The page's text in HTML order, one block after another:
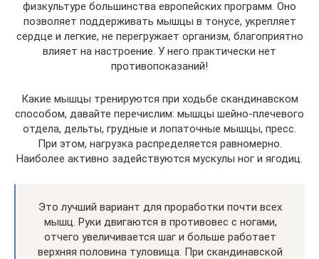
физкультуре большинства европейских программ. Оно
позволяет поддерживать мышцы в тонусе, укрепляет
сердце и легкие, не перегружает организм, благоприятно
влияет на настроение. У него практически нет
противопоказаний!
Какие мышцы тренируются при ходьбе скандинавском
способом, давайте перечислим: мышцы шейно-плечевого
отдела, дельты, грудные и лопаточные мышцы, пресс.
При этом, нагрузка распределяется равномерно.
Наиболее активно задействуются мускулы ног и ягодиц.
Это лучший вариант для проработки почти всех
мышц. Руки двигаются в противовес с ногами,
отчего увеличивается шаг и больше работает
верхняя половина туловища. При скандинавской